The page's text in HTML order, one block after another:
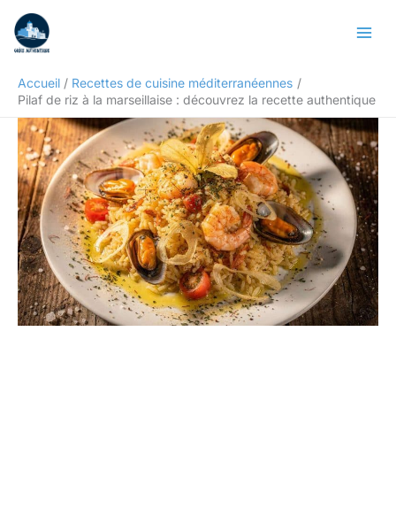
contenu
Accueil
Recettes de cuisine méditerranéennes
Pilaf de riz à la marseillaise : découvrez la recette authentique
Rechercher